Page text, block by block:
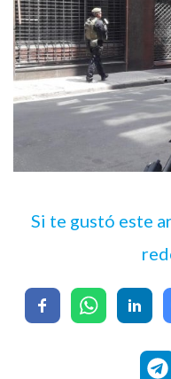
Si te gustó este